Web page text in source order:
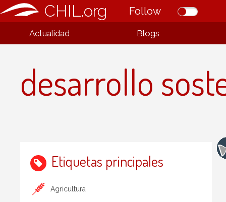
CHIL.org Follow
Actualidad Blogs
desarrollo
Etiquetas principales
Agricultura